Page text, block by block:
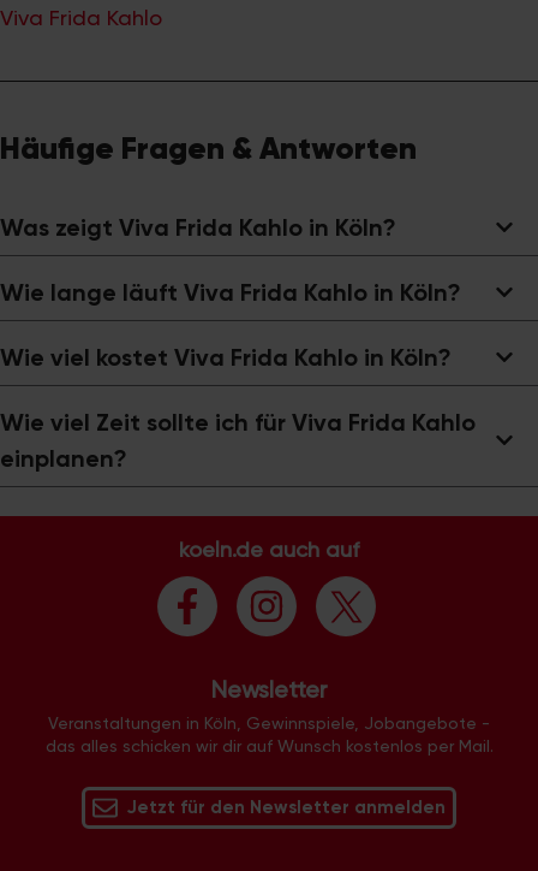
Viva Frida Kahlo
Häufige Fragen & Antworten
Was zeigt Viva Frida Kahlo in Köln?
Wie lange läuft Viva Frida Kahlo in Köln?
Wie viel kostet Viva Frida Kahlo in Köln?
Wie viel Zeit sollte ich für Viva Frida Kahlo
einplanen?
koeln.de auch auf
Newsletter
Veranstaltungen in Köln, Gewinnspiele, Jobangebote -
das alles schicken wir dir auf Wunsch kostenlos per Mail.
Jetzt für den Newsletter anmelden